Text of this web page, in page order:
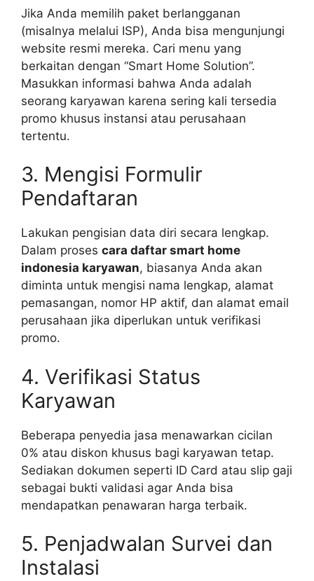
Jika Anda memilih paket berlangganan
(misalnya melalui ISP), Anda bisa mengunjungi
website resmi mereka. Cari menu yang
berkaitan dengan “Smart Home Solution”.
Masukkan informasi bahwa Anda adalah
seorang karyawan karena sering kali tersedia
promo khusus instansi atau perusahaan
tertentu.
3. Mengisi Formulir
Pendaftaran
Lakukan pengisian data diri secara lengkap.
Dalam proses cara daftar smart home
indonesia karyawan, biasanya Anda akan
diminta untuk mengisi nama lengkap, alamat
pemasangan, nomor HP aktif, dan alamat email
perusahaan jika diperlukan untuk verifikasi
promo.
4. Verifikasi Status
Karyawan
Beberapa penyedia jasa menawarkan cicilan
0% atau diskon khusus bagi karyawan tetap.
Sediakan dokumen seperti ID Card atau slip gaji
sebagai bukti validasi agar Anda bisa
mendapatkan penawaran harga terbaik.
5. Penjadwalan Survei dan
Instalasi